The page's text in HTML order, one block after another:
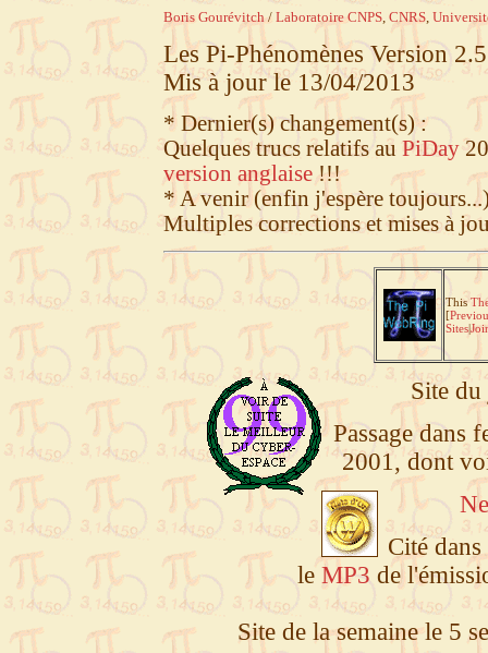
Boris Gourévitch / Laboratoire CNPS, CNRS,
Les Pi-Phénomènes Version
Mis à jour le 13/04/2013
* Dernier(s) changement(s) :
Quelques trucs relatifs au PiDay
version anglaise !!!
* A venir (enfin j'espère
Multiples corrections et mises à
This
[
Sites|
Site
Passage dans
2001, dont
Cité
le MP3 de
Site de la semaine le 5